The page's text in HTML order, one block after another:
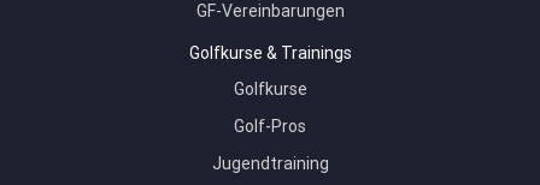
GF-Vereinbarungen
Golfkurse & Trainings
Golfkurse
Golf-Pros
Jugendtraining